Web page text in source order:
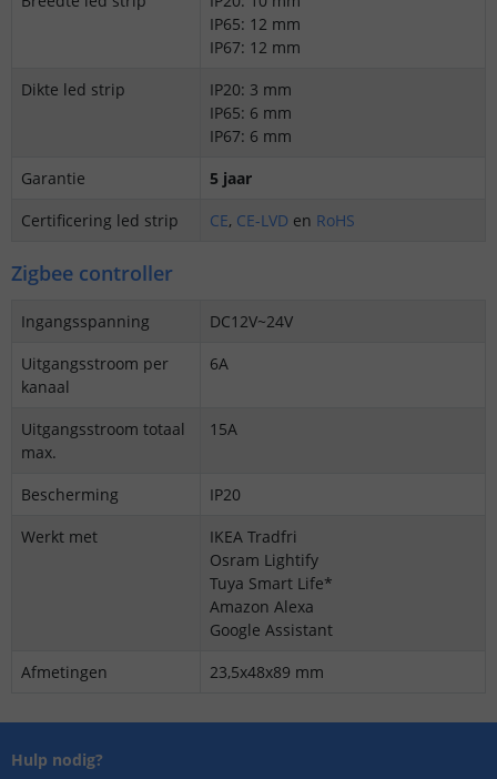
IP65: 12 mm
IP67: 12 mm
Dikte led strip
IP20: 3 mm
IP65: 6 mm
IP67: 6 mm
Garantie
5 jaar
Certificering led strip
CE, CE-LVD en RoHS
Zigbee controller
Ingangsspanning
DC12V~24V
Uitgangsstroom per
kanaal
6A
Uitgangsstroom totaal
max.
15A
Bescherming
IP20
Werkt met
IKEA Tradfri
Osram Lightify
Tuya Smart Life*
Amazon Alexa
Google Assistant
Afmetingen
23,5x48x89 mm
Hulp nodig?